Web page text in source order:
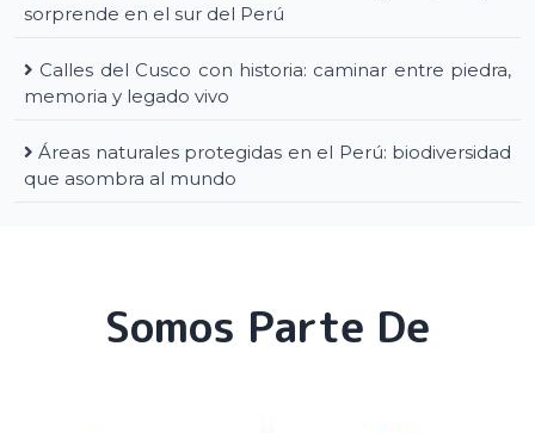
sorprende en el sur del Perú
Calles del Cusco con historia: caminar entre piedra,
memoria y legado vivo
Áreas naturales protegidas en el Perú: biodiversidad
que asombra al mundo
Somos Parte De